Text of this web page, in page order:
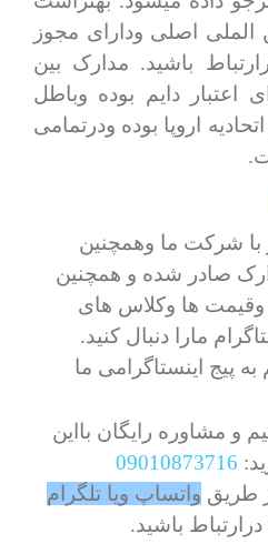
اصلی ودارای مجوز
باشید. مدارک بین
اعتبار دایم بوده وباطل
اروپا بوده ودرتمامی
با شرکت ما وهمچنین
صادر شده و همچنین
وقیمت ها وکلاس های
مارا دنبال کنید.
پیج اینستاگرامی ما
و مشاوره رایگان بااین
09010873716
طریق واتساپ ویا تلگرام
درارتباط باشید.